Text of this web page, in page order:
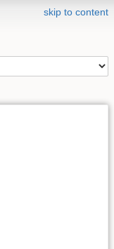
skip to content